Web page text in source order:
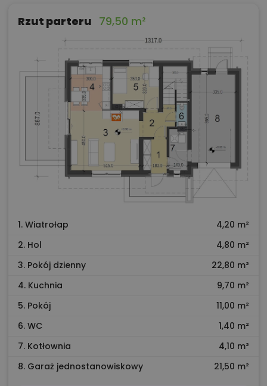
Rzut parteru 79,50 m²
1. Wiatrołap
4,20 m²
2. Hol
4,80 m²
3. Pokój dzienny
22,80 m²
4. Kuchnia
9,70 m²
5. Pokój
11,00 m²
6. WC
1,40 m²
7. Kotłownia
4,10 m²
8. Garaż jednostanowiskowy
21,50 m²